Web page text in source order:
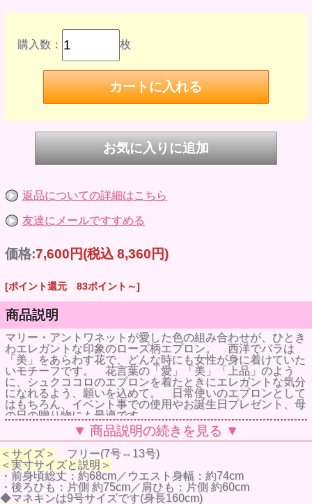
購入数： 枚
返品についての詳細はこちら
友達にメールですすめる
価格:7,600円(税込 8,360円)
[ポイント還元 83ポイント～]
商品説明
マリー・アントワネットが愛した色の組み合わせが、ひとき
わエレガントな印象のローズ柄エプロン。 西洋でバラは
「美」をあらわす花で、どんな時にも女性が身に着けていた
いモチーフです。 花言葉の「愛」「美」「上品」のよう
に、シュクココロのエプロンを着たときにエレガントな気分
になれるよう、願いを込めて。 日常使いのエプロンとして
はもちろん、イベント事での使用やお誕生日プレゼント、母
の日の贈り物にも最適です。
▼ 商品説明の続きを見る ▼
＜サイズ＞
フリー(7号⇔13号)
＜実寸サイズと説明＞
・前身頃総丈：約68cm／ウエスト身幅：約74cm
・後ろひも：片側 約75cm／肩ひも：片側 約60cm
◆マネキンは9号サイズです(身長160cm)